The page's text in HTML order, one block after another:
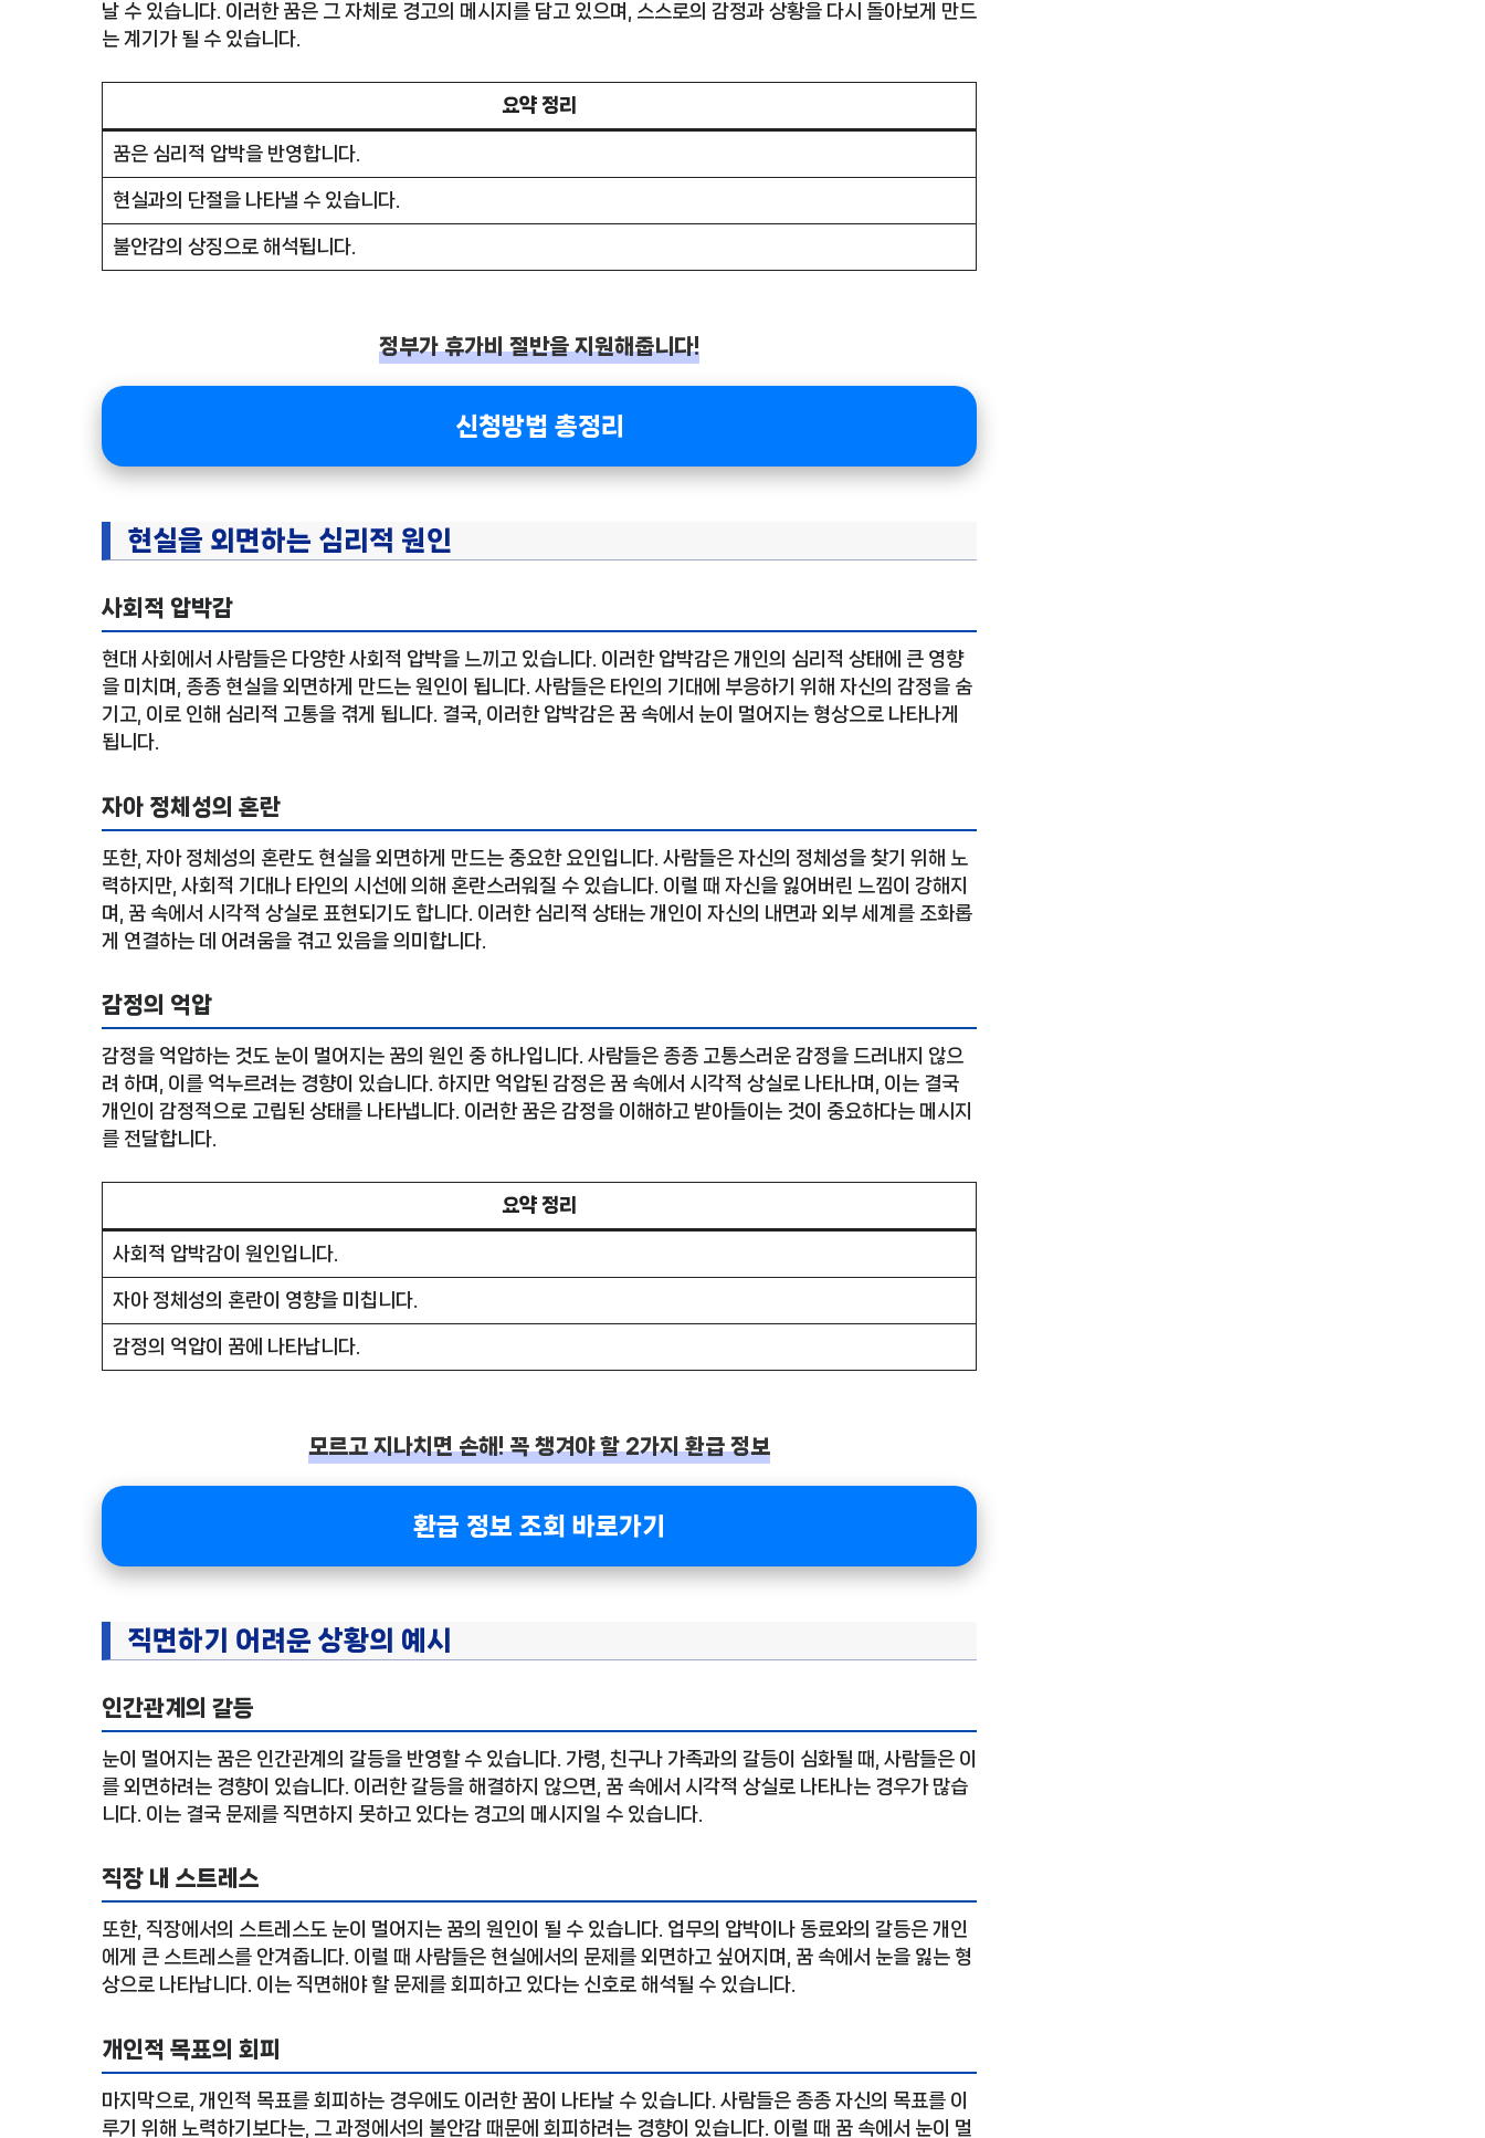
날 수 있습니다. 이러한 꿈은 그 자체로 경고의 메시지를 담고 있으며, 스스로의 감정과 상황을 다시 돌아보게 만드
는 계기가 될 수 있습니다.
요약 정리
꿈은 심리적 압박을 반영합니다.
현실과의 단절을 나타낼 수 있습니다.
불안감의 상징으로 해석됩니다.
정부가 휴가비 절반을 지원해줍니다!
신청방법 총정리
현실을 외면하는 심리적 원인
사회적 압박감
현대 사회에서 사람들은 다양한 사회적 압박을 느끼고 있습니다. 이러한 압박감은 개인의 심리적 상태에 큰 영향
을 미치며, 종종 현실을 외면하게 만드는 원인이 됩니다. 사람들은 타인의 기대에 부응하기 위해 자신의 감정을 숨
기고, 이로 인해 심리적 고통을 겪게 됩니다. 결국, 이러한 압박감은 꿈 속에서 눈이 멀어지는 형상으로 나타나게
됩니다.
자아 정체성의 혼란
또한, 자아 정체성의 혼란도 현실을 외면하게 만드는 중요한 요인입니다. 사람들은 자신의 정체성을 찾기 위해 노
력하지만, 사회적 기대나 타인의 시선에 의해 혼란스러워질 수 있습니다. 이럴 때 자신을 잃어버린 느낌이 강해지
며, 꿈 속에서 시각적 상실로 표현되기도 합니다. 이러한 심리적 상태는 개인이 자신의 내면과 외부 세계를 조화롭
게 연결하는 데 어려움을 겪고 있음을 의미합니다.
감정의 억압
감정을 억압하는 것도 눈이 멀어지는 꿈의 원인 중 하나입니다. 사람들은 종종 고통스러운 감정을 드러내지 않으
려 하며, 이를 억누르려는 경향이 있습니다. 하지만 억압된 감정은 꿈 속에서 시각적 상실로 나타나며, 이는 결국
개인이 감정적으로 고립된 상태를 나타냅니다. 이러한 꿈은 감정을 이해하고 받아들이는 것이 중요하다는 메시지
를 전달합니다.
요약 정리
사회적 압박감이 원인입니다.
자아 정체성의 혼란이 영향을 미칩니다.
감정의 억압이 꿈에 나타납니다.
모르고 지나치면 손해! 꼭 챙겨야 할 2가지 환급 정보
환급 정보 조회 바로가기
직면하기 어려운 상황의 예시
인간관계의 갈등
눈이 멀어지는 꿈은 인간관계의 갈등을 반영할 수 있습니다. 가령, 친구나 가족과의 갈등이 심화될 때, 사람들은 이
를 외면하려는 경향이 있습니다. 이러한 갈등을 해결하지 않으면, 꿈 속에서 시각적 상실로 나타나는 경우가 많습
니다. 이는 결국 문제를 직면하지 못하고 있다는 경고의 메시지일 수 있습니다.
직장 내 스트레스
또한, 직장에서의 스트레스도 눈이 멀어지는 꿈의 원인이 될 수 있습니다. 업무의 압박이나 동료와의 갈등은 개인
에게 큰 스트레스를 안겨줍니다. 이럴 때 사람들은 현실에서의 문제를 외면하고 싶어지며, 꿈 속에서 눈을 잃는 형
상으로 나타납니다. 이는 직면해야 할 문제를 회피하고 있다는 신호로 해석될 수 있습니다.
개인적 목표의 회피
마지막으로, 개인적 목표를 회피하는 경우에도 이러한 꿈이 나타날 수 있습니다. 사람들은 종종 자신의 목표를 이
루기 위해 노력하기보다는, 그 과정에서의 불안감 때문에 회피하려는 경향이 있습니다. 이럴 때 꿈 속에서 눈이 멀